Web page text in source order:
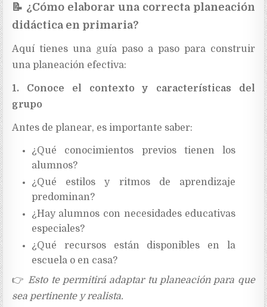
📝 ¿Cómo elaborar una correcta planeación
didáctica en primaria?
Aquí tienes una guía paso a paso para construir
una planeación efectiva:
1. Conoce el contexto y características del
grupo
Antes de planear, es importante saber:
¿Qué conocimientos previos tienen los
alumnos?
¿Qué estilos y ritmos de aprendizaje
predominan?
¿Hay alumnos con necesidades educativas
especiales?
¿Qué recursos están disponibles en la
escuela o en casa?
👉 Esto te permitirá adaptar tu planeación para que
sea pertinente y realista.